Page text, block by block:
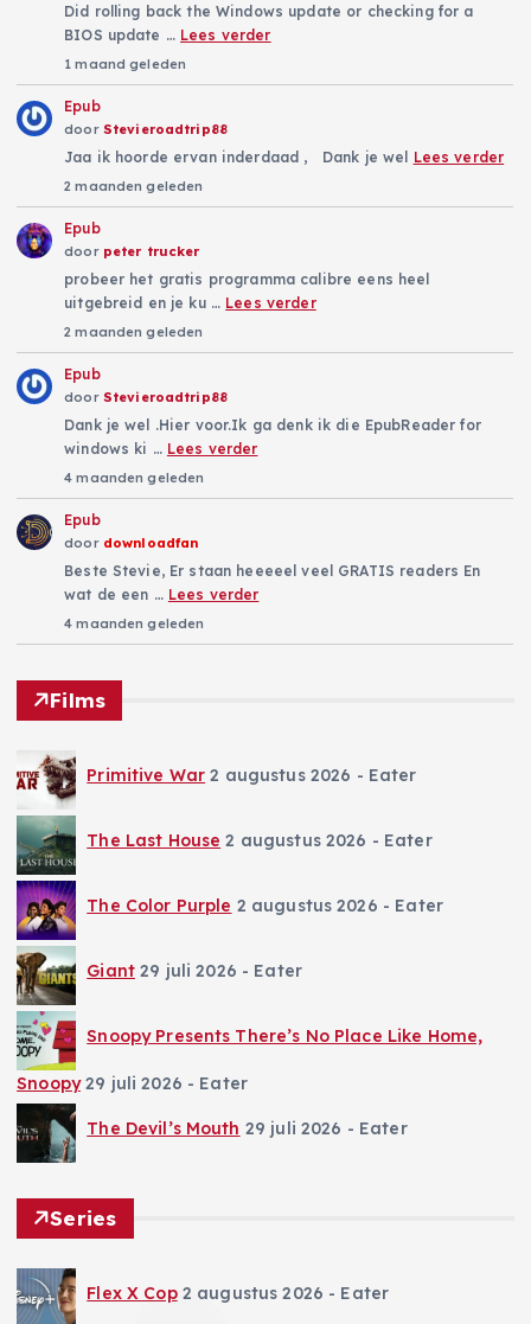
Did rolling back the Windows update or checking for a
BIOS update … Lees verder
1 maand geleden
Epub
door Stevieroadtrip88
Jaa ik hoorde ervan inderdaad , Dank je wel Lees verder
2 maanden geleden
Epub
door peter trucker
probeer het gratis programma calibre eens heel
uitgebreid en je ku … Lees verder
2 maanden geleden
Epub
door Stevieroadtrip88
Dank je wel .Hier voor.Ik ga denk ik die EpubReader for
windows ki … Lees verder
4 maanden geleden
Epub
door downloadfan
Beste Stevie, Er staan heeeeel veel GRATIS readers En
wat de een … Lees verder
4 maanden geleden
Films
Primitive War 2 augustus 2026 - Eater
The Last House 2 augustus 2026 - Eater
The Color Purple 2 augustus 2026 - Eater
Giant 29 juli 2026 - Eater
Snoopy Presents There’s No Place Like Home,
Snoopy 29 juli 2026 - Eater
The Devil’s Mouth 29 juli 2026 - Eater
Series
Flex X Cop 2 augustus 2026 - Eater